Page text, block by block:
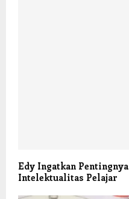
Edy Ingatkan
Intelektualitas Pelajar